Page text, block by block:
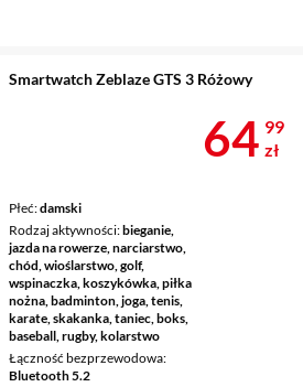
Smartwatch Zeblaze GTS 3 Różowy
Płeć damski
Rodzaj aktywności bieganie,
jazda na rowerze, narciarstwo,
chód, wioślarstwo, golf,
wspinaczka, koszykówka, piłka
nożna, badminton, joga, tenis,
karate, skakanka, taniec, boks,
baseball, rugby, kolarstwo
Łączność bezprzewodowa
Bluetooth 5.2
64 99
zł